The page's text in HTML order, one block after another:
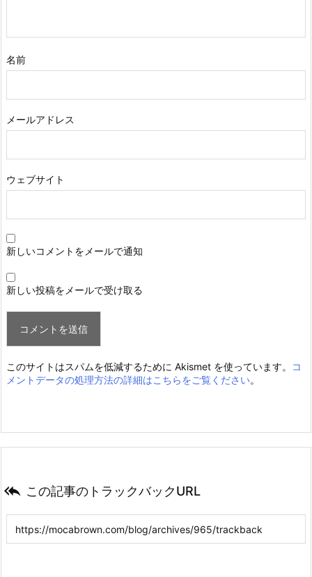
名前
メールアドレス
ウェブサイト
新しいコメントをメールで通知
新しい投稿をメールで受け取る
このサイトはスパムを低減するために Akismet を使っています。
コ
メントデータの処理方法の詳細はこちらをご覧ください。
 この記事のトラックバックURL